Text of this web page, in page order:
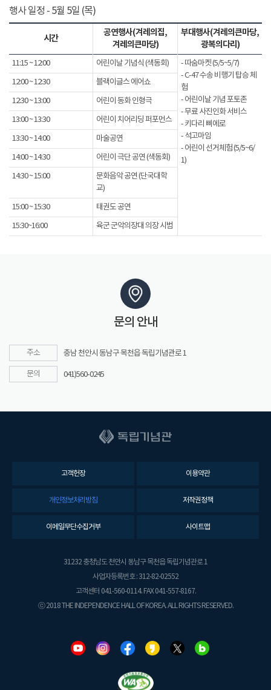
행사 일정 - 5월 5일 (목)
시간
공연행사(겨레의집,
겨레의큰마당)
부대행사(겨레의큰마당,
광복의다리)
11:15 ~ 12:00 어린이날 기념식 (색동회)
- 따숨마켓 (5/5~5/7)
- C-47 수송 비행기 탑승 체
험
- 어린이날 기념 포토존
- 무료 사진인화 서비스
- 키다리 삐에로
- 석고마임
- 어린이 선거체험 (5/5~6/
1)
12:00 ~ 12:30 블랙이글스 에어쇼
12:30 ~ 13:00 어린이 동화 인형극
13:00 ~ 13:30 어린이 치어리딩 퍼포먼스
13:30 ~ 14:00 마술공연
14:00 ~ 14:30 어린이 극단 공연 (색동회)
14:30 ~ 15:00
문화음악 공연 (단국대학
교)
15:00 ~ 15:30 태권도 공연
15:30~16:00 육군 군악의장대 의장 시범
문의 안내
주소 충남 천안시 동남구 목천읍 독립기념관로 1
문의 041)560-0245
고객헌장 이용약관
개인정보처리방침 저작권정책
이메일무단수집거부 사이트맵
31232 충청남도 천안시 동남구 목천읍 독립기념관로 1
사업자등록번호 : 312-82-02552
고객센터 041-560-0114. FAX 041-557-8167.
ⓒ 2018 THE INDEPENDENCE HALL OF KOREA. ALL RIGHTS RESERVED.